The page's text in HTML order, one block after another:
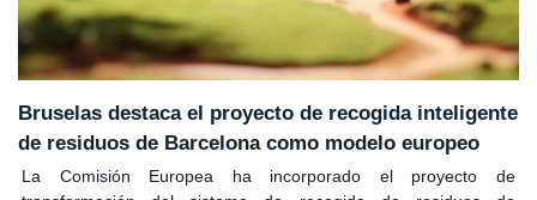
Bruselas destaca el proyecto de recogida inteligente
de residuos de Barcelona como modelo europeo
La Comisión Europea ha incorporado el proyecto de